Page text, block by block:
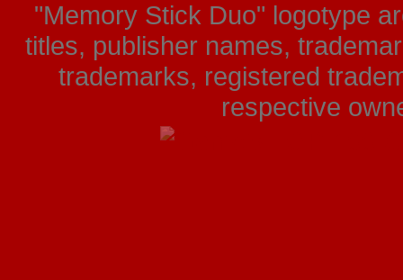
"Memory Stick Duo" logotype
titles, publisher names,
trademarks, registered
respective